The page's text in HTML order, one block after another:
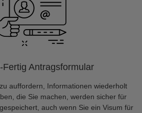
Fertig Antragsformular
auffordern, Informationen wiederholt
die Sie machen, werden sicher für
auch wenn Sie ein Visum für